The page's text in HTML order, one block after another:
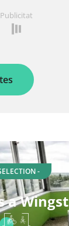
Publicitat
-
a Wingst